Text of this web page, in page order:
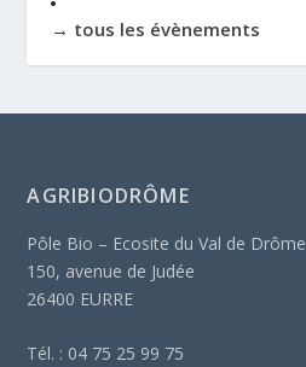
→ tous les évènements
AGRIBIODRÔME
Pôle Bio – Ecosite du Val de Drôme
150, avenue de Judée
26400 EURRE
Tél. : 04 75 25 99 75